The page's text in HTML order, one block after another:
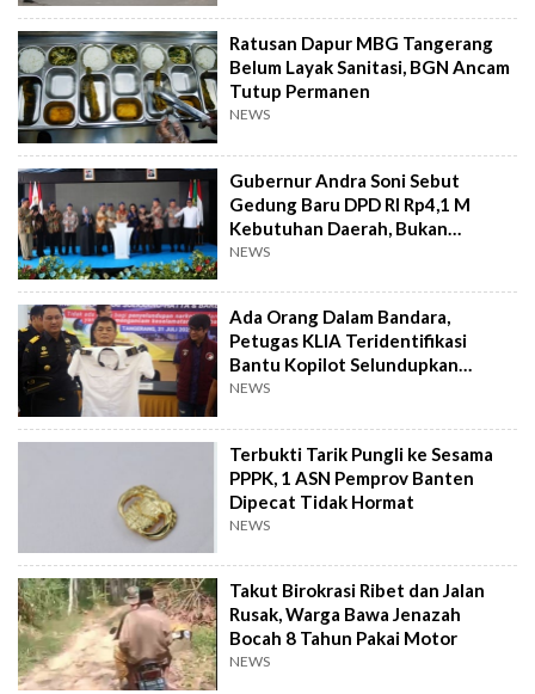
Ratusan Dapur MBG Tangerang
Belum Layak Sanitasi, BGN Ancam
Tutup Permanen
NEWS
Gubernur Andra Soni Sebut
Gedung Baru DPD RI Rp4,1 M
Kebutuhan Daerah, Bukan
Senator
NEWS
Ada Orang Dalam Bandara,
Petugas KLIA Teridentifikasi
Bantu Kopilot Selundupkan
Ekstasi ke Indonesia
NEWS
Terbukti Tarik Pungli ke Sesama
PPPK, 1 ASN Pemprov Banten
Dipecat Tidak Hormat
NEWS
Takut Birokrasi Ribet dan Jalan
Rusak, Warga Bawa Jenazah
Bocah 8 Tahun Pakai Motor
NEWS